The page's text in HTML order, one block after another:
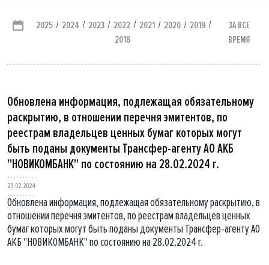
2025 / 2024 / 2023 / 2022 / 2021 / 2020 / 2019 /
2018
ЗА ВСЕ
ВРЕМЯ
Обновлена информация, подлежащая обязательному
раскрытию, в отношении перечня эмитентов, по
реестрам владельцев ценных бумаг которых могут
быть поданы документы Трансфер-агенту АО АКБ
"НОВИКОМБАНК" по состоянию на 28.02.2024 г.
29.02.2024
Обновлена информация, подлежащая обязательному раскрытию, в
отношении перечня эмитентов, по реестрам владельцев ценных
бумаг которых могут быть поданы документы Трансфер-агенту АО
АКБ "НОВИКОМБАНК" по состоянию на 28.02.2024 г.